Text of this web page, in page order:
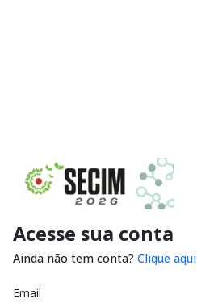
Acesse sua conta
Ainda não tem conta? Clique
Email